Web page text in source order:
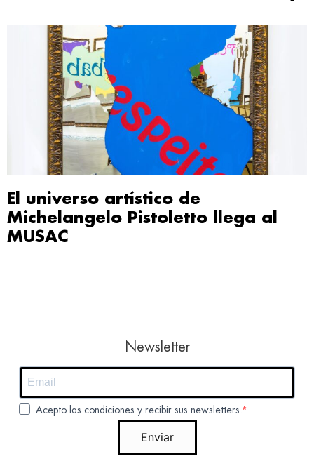
El universo artístico de
Michelangelo Pistoletto llega al
MUSAC
Newsletter
Acepto las condiciones y recibir sus newsletters.
Enviar